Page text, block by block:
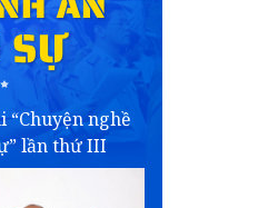
“Chuyện nghề
lần thứ III